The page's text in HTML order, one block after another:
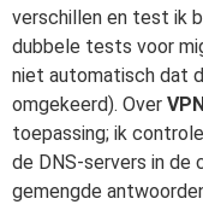
verschillen en test ik
dubbele tests voor
niet automatisch dat
omgekeerd). Over VPN
toepassing; ik
de DNS-servers in de
gemengde